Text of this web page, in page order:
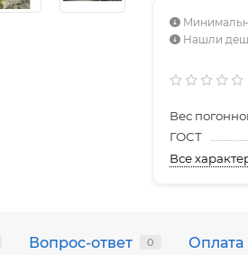
Нашли
Вес
ГОСТ
Все
Вопрос-ответ 0 Оплата